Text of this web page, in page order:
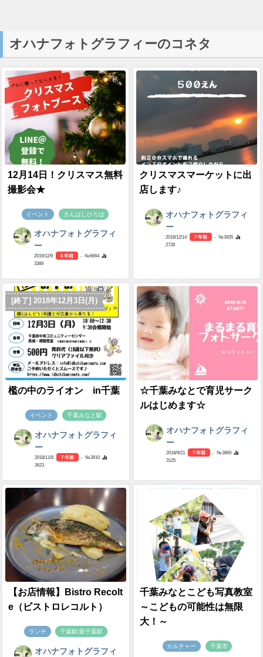
オハナフォトグラフィーのコネタ
12月14日！クリスマス無料
撮影会★
イベント さんばしひろば
オハナフォトグラフィ
ー
2019/12/9 6 年前
- №6664
3389
クリスマスマーケットに出
店します♪
オハナフォトグラフィ
ー
2018/12/14 7 年前
- №3935
2728
[終了] 2018年12月3日(月)
檻の中のライオン in千葉
イベント 千葉みなと駅
オハナフォトグラフィ
ー
2018/11/8 7 年前
- №3910
3623
☆千葉みなとで育児サーク
ルはじめます☆
オハナフォトグラフィ
ー
2018/9/21 7 年前
- №3869
3125
【お店情報】Bistro Recolt
e（ビストロレコルト）
ランチ 千葉駅/新千葉駅
オハナフォトグラフィ
千葉みなとこども写真教室
～こどもの可能性は無限
大！～
カルチャー 千葉市